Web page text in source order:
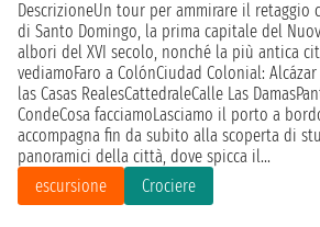
DescrizioneUn tour per ammirare il
di Santo Domingo, la prima capitale del
albori del XVI secolo, nonché la più antica
vediamoFaro a ColónCiudad Colonial:
las Casas RealesCattedraleCalle Las
CondeCosa facciamoLasciamo il porto a
accompagna fin da subito alla scoperta di
panoramici della città, dove spicca il...
escursione
Crociere